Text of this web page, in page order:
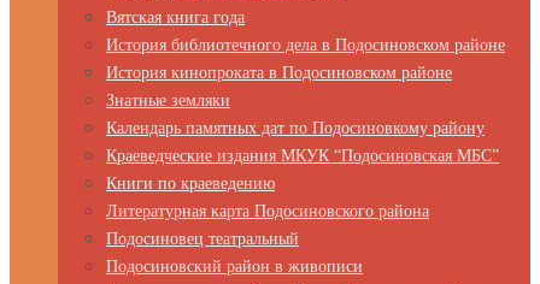
Вятская книга года
История библиотечного дела в Подосиновском районе
История кинопроката в Подосиновском районе
Знатные земляки
Календарь памятных дат по Подосиновкому району
Краеведческие издания МКУК “Подосиновская МБС”
Книги по краеведению
Литературная карта Подосиновского района
Подосиновец театральный
Подосиновский район в живописи